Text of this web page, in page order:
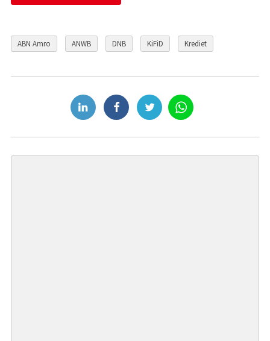
ABN Amro ANWB DNB KiFiD Krediet